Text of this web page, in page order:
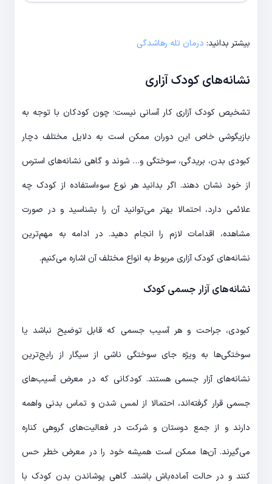
بیشتر بدانید: درمان تله رهاشدگی
نشانه‌های کودک آزاری
تشخیص کودک آزاری کار آسانی نیست؛ چون کودکان با توجه به
بازیگوشی خاص این دوران ممکن است به دلایل مختلف دچار
کبودی بدن، بریدگی، سوختگی و… شوند و گاهی نشانه‌های استرس
از خود نشان دهند. اگر بدانید هر نوع سوءاستفاده از کودک چه
علائمی دارد، احتمالا بهتر می‌توانید آن را بشناسید و در صورت
مشاهده، اقدامات لازم را انجام دهید. در ادامه به مهم‌ترین
نشانه‌های کودک آزاری مربوط به انواع مختلف آن اشاره می‌کنیم.
نشانه‌های آزار جسمی کودک
کبودی، جراحت و هر آسیب جسمی که قابل توضیح نباشد یا
سوختگی‌ها به ویژه جای سوختگی ناشی از سیگار از رایج‌ترین
نشانه‌های آزار جسمی هستند. کودکانی که در معرض آسیب‌های
جسمی قرار گرفته‌اند، احتمالا از لمس شدن و تماس بدنی واهمه
دارند و از جمع دوستان و شرکت در فعالیت‌های گروهی کناره
می‌گیرند. آن‌ها ممکن است همیشه خود را در معرض خطر حس
کنند و در حالت آماده‌باش باشند. گاهی پوشاندن بدن کودک با